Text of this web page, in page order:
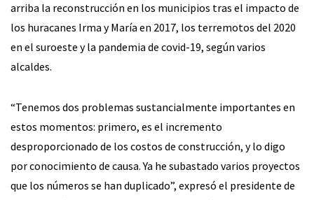
arriba la reconstrucción en los municipios tras el impacto de
los huracanes Irma y María en 2017, los terremotos del 2020
en el suroeste y la pandemia de covid-19, según varios
alcaldes.
“Tenemos dos problemas sustancialmente importantes en
estos momentos: primero, es el incremento
desproporcionado de los costos de construcción, y lo digo
por conocimiento de causa. Ya he subastado varios proyectos
que los números se han duplicado”, expresó el presidente de